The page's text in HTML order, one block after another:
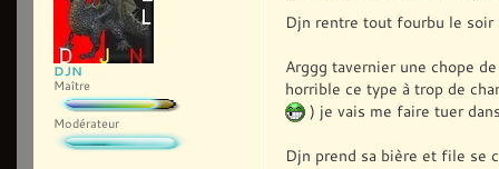
Djn rentre tout fourbu le soir
Arggg tavernier une chope
horrible ce type à trop de
) je vais me faire tuer
Djn prend sa bière et file se
DJN
Maître
Modérateur